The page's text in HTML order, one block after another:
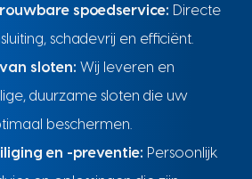
spoedservice: Directe
schadevrij en efficiënt.
sloten: Wij leveren en
duurzame sloten die uw
beschermen.
en -preventie: Persoonlijk